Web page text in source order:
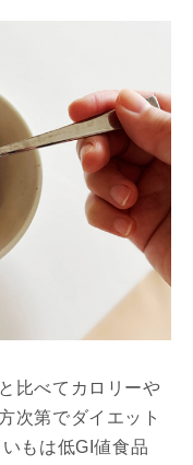
比べてカロリーや
次第でダイエット
もは低GI値食品